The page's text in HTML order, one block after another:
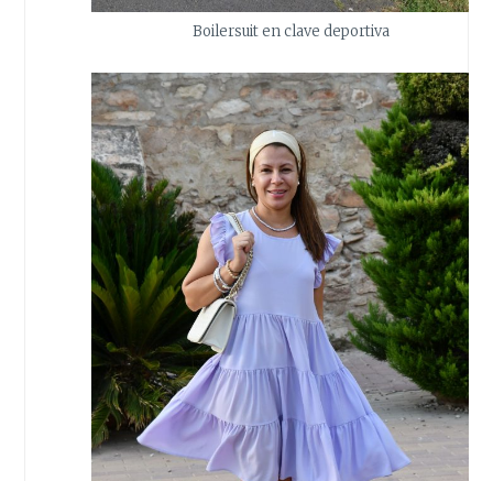
Boilersuit en clave deportiva